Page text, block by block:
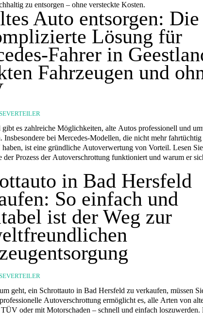
zu entsorgen – ohne versteckte Kosten.
Auto entsorgen: Die
Lösung für
Fahrer in
Fahrzeugen und
gibt es zahlreiche Möglichkeiten, alte Autos professionell und
Insbesondere bei Mercedes-Modellen, die nicht mehr
ist eine gründliche Autoverwertung von Vorteil. Lesen
der Prozess der Autoverschrottung funktioniert und warum er
in Bad Hersfeld
So einfach und
ist der Weg zur
geht, ein Schrottauto in Bad Hersfeld zu verkaufen, müssen
Autoverschrottung ermöglicht es, alle Arten von
oder mit Motorschaden – schnell und einfach loszuwerden.